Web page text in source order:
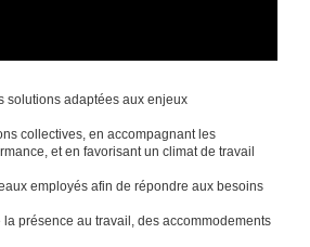
solutions adaptées aux enjeux
collectives, en accompagnant les
et en favorisant un climat de travail
employés afin de répondre aux besoins
présence au travail, des accommodements